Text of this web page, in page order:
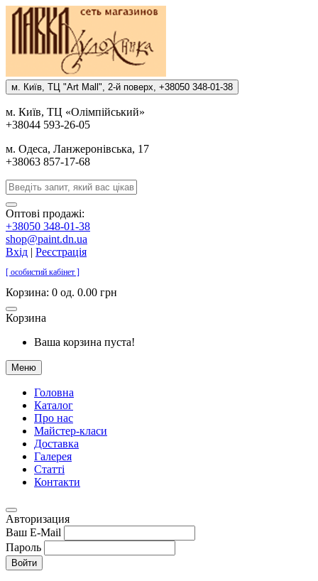
м. Киïв, ТЦ "Art Mall", 2-й поверх, +38050 348-01-38
м. Киïв, ТЦ «Олiмпiйський»
+38044 593-26-05
м. Одеса, Ланжеронiвська, 17
+38063 857-17-68
Оптові продажі:
+38050 348-01-38
shop@paint.dn.ua
Вхід | Реєстрація
[ особистий кабінет ]
Корзина: 0 од. 0.00 грн
Корзина
Ваша корзина пуста!
Меню
Головна
Каталог
Про нас
Майстер-класи
Доставка
Галерея
Статтi
Контакти
Авторизация
Ваш E-Mail
Пароль
Войти